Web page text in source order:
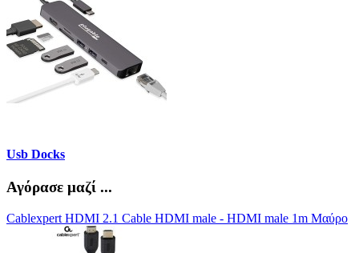
Usb Docks
Αγόρασε μαζί ...
Cablexpert HDMI 2.1 Cable HDMI male - HDMI male 1m Μαύρο